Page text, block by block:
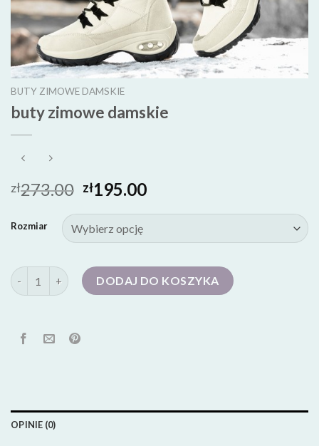
BUTY ZIMOWE DAMSKIE
buty zimowe damskie
zł273.00 zł195.00
Rozmiar
ilość buty zimowe damskieDODAJ DO KOSZYKA
OPINIE (0)